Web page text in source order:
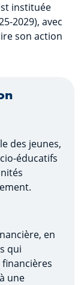
instituée
2029), avec
son action
des jeunes,
éducatifs
en
qui
une